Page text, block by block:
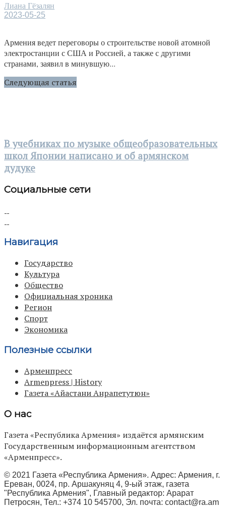
Лиана Гёзалян
2023-05-25
Армения ведет переговоры о строительстве новой атомной
электростанции с США и Россией, а также с другими
странами, заявил в минувшую...
Следующая статья
В учебниках по музыке общеобразовательных
школ Японии написано и об армянском
дудуке
Социальные сети
Навигация
Государство
Культура
Общество
Официальная хроника
Регион
Спорт
Экономика
Полезные ссылки
Арменпресс
Armenpress | History
Газета «Айастани Анрапетутюн»
О нас
Газета «Республика Армения» издаётся армянским
Государственным информационным агентством
«Арменпресс».
© 2021 Газета «Республика Армения». Адрес: Армения, г.
Ереван, 0024, пр. Аршакуняц 4, 9-ый этаж, газета
"Республика Армения", Главный редактор: Арарат
Петросян, Тел.: +374 10 545700, Эл. почта: contact@ra.am